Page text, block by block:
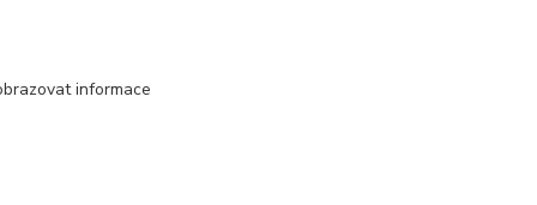
informace